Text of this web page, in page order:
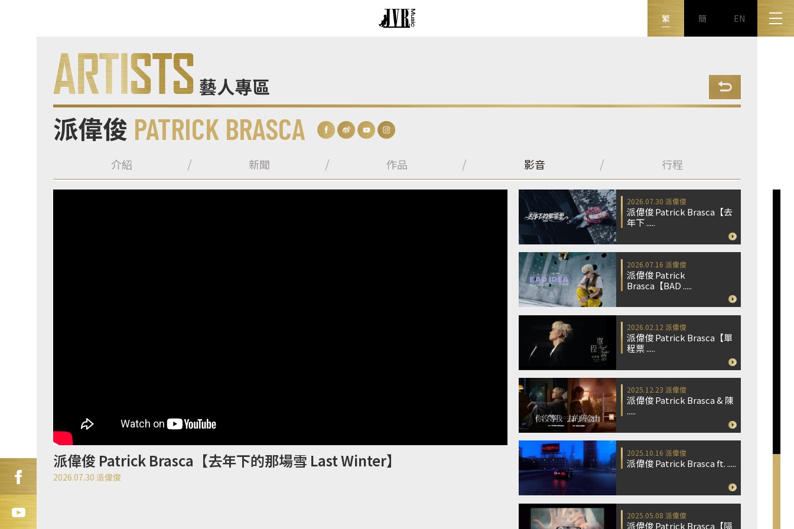
繁 簡 EN
藝人專區
派偉俊 PATRICK BRASCA
介紹 新聞 作品 影音 行程
派偉俊 Patrick Brasca【去年下的那場雪 Last Winter】
2026.07.30 派偉俊
2026.07.30 派偉俊
派偉俊 Patrick Brasca【去
年下 .....
2026.07.16 派偉俊
派偉俊 Patrick
Brasca【BAD .....
2026.02.12 派偉俊
派偉俊 Patrick Brasca【單
程票 .....
2025.12.23 派偉俊
派偉俊 Patrick Brasca & 陳
.....
2025.10.16 派偉俊
派偉俊 Patrick Brasca ft. .....
2025.05.08 派偉俊
派偉俊 Patrick Brasca【隔